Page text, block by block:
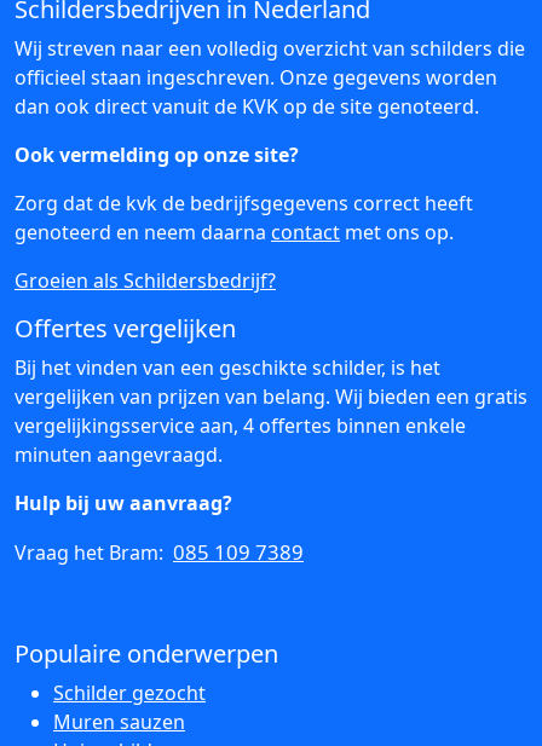
Schildersbedrijven in Nederland
Wij streven naar een volledig overzicht van schilders die
officieel staan ingeschreven. Onze gegevens worden
dan ook direct vanuit de KVK op de site genoteerd.
Ook vermelding op onze site?
Zorg dat de kvk de bedrijfsgegevens correct heeft
genoteerd en neem daarna contact met ons op.
Groeien als Schildersbedrijf?
Offertes vergelijken
Bij het vinden van een geschikte schilder, is het
vergelijken van prijzen van belang. Wij bieden een gratis
vergelijkingsservice aan, 4 offertes binnen enkele
minuten aangevraagd.
Hulp bij uw aanvraag?
Vraag het Bram: 085 109 7389
Populaire onderwerpen
Schilder gezocht
Muren sauzen